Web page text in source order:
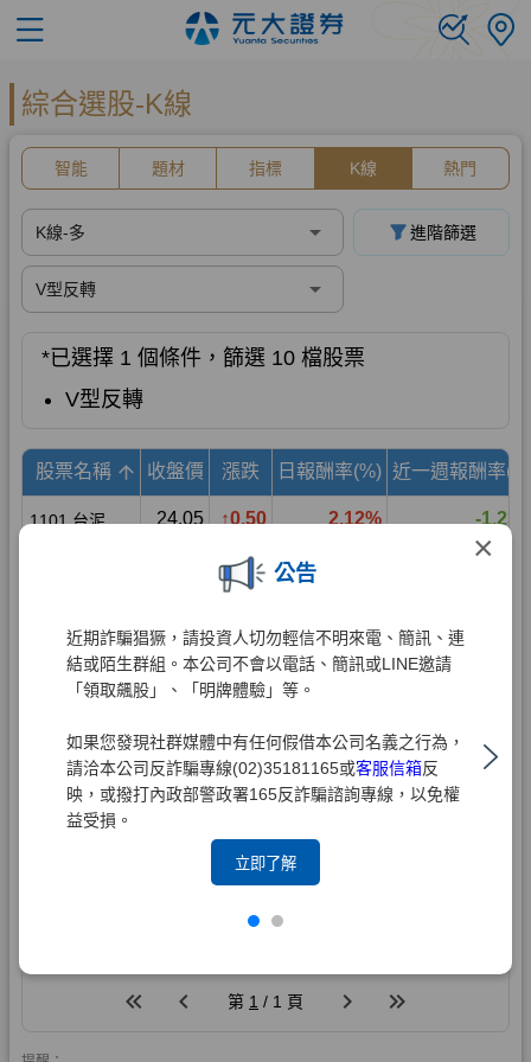
×
公告
近期詐騙猖獗，請投資人切勿輕信不明來電、簡訊、連
結或陌生群組。本公司不會以電話、簡訊或LINE邀請
「領取飆股」、「明牌體驗」等。
如果您發現社群媒體中有任何假借本公司名義之行為，
請洽本公司反詐騙專線(02)35181165或客服信箱反
映，或撥打內政部警政署165反詐騙諮詢專線，以免權
益受損。
立即了解